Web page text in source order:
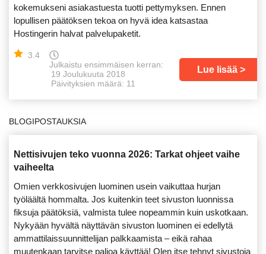
kokemukseni asiakastuesta tuotti pettymyksen. Ennen
lopullisen päätöksen tekoa on hyvä idea katsastaa
Hostingerin halvat palvelupaketit.
3.4
Julkaistu ensimmäisen kerran:
19 Joulukuuta 2018
Päivityksien määrä: 11
Lue lisää
BLOGIPOSTAUKSIA
Nettisivujen teko vuonna 2026: Tarkat ohjeet vaihe
vaiheelta
Omien verkkosivujen luominen usein vaikuttaa hurjan
työläältä hommalta. Jos kuitenkin teet sivuston luonnissa
fiksuja päätöksiä, valmista tulee nopeammin kuin uskotkaan.
Nykyään hyvältä näyttävän sivuston luominen ei edellytä
ammattilaissuunnittelijan palkkaamista – eikä rahaa
muutenkaan tarvitse paljoa käyttää! Olen itse tehnyt sivustoja